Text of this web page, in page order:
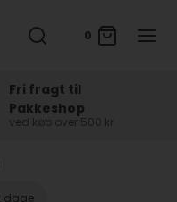
0
til
over 500 kr
dage